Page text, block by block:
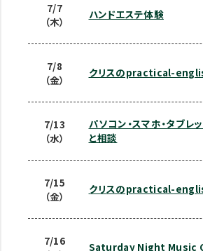
7/7
（木）
ハンドエステ体験
7/8
（金）
クリスのpractical-
7/13
（水）
パソコン・スマホ・タブレ
と相談
7/15
（金）
クリスのpractical-
7/16
Saturday Night Music